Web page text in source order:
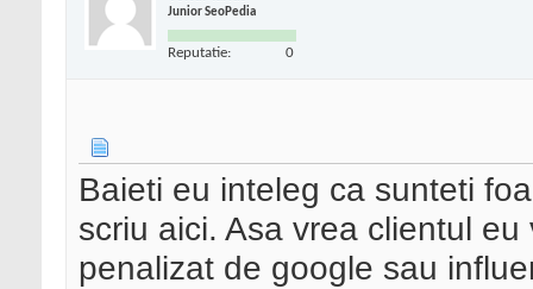
Junior SeoPedia
Reputatie: 0
Baieti eu inteleg ca sunteti
scriu aici. Asa vrea clientul
penalizat de google sau